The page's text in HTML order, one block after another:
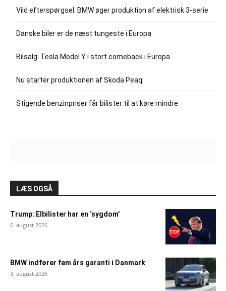
Vild efterspørgsel: BMW øger produktion af elektrisk 3-serie
Danske biler er de næst tungeste i Europa
Bilsalg: Tesla Model Y i stort comeback i Europa
Nu starter produktionen af Skoda Peaq
Stigende benzinpriser får bilister til at køre mindre
LÆS OGSÅ
Trump: Elbilister har en ‘sygdom’
6. august 2026
BMW indfører fem års garanti i Danmark
3. august 2026